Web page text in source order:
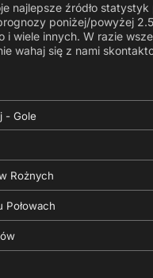
najlepsze źródło statystyk
poniżej/powyżej
i wiele innych. W razie
wahaj się z nami
- Gole
Rożnych
Połowach